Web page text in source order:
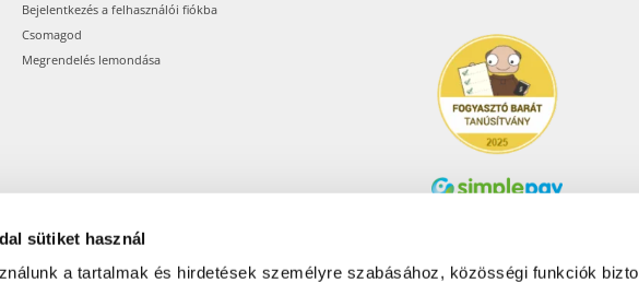
sütiket használ
a tartalmak és hirdetések személyre szabásához, közösségi funkciók
Bejelentkezés a felhasználói fiókba
Csomagod
Megrendelés lemondása